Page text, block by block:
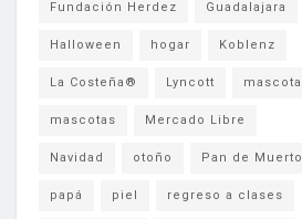
Fundación Herdez Guadalajara
Halloween hogar Koblenz
La Costeña® Lyncott mascota
mascotas Mercado Libre
Navidad otoño Pan de Muerto
papá piel regreso a clases